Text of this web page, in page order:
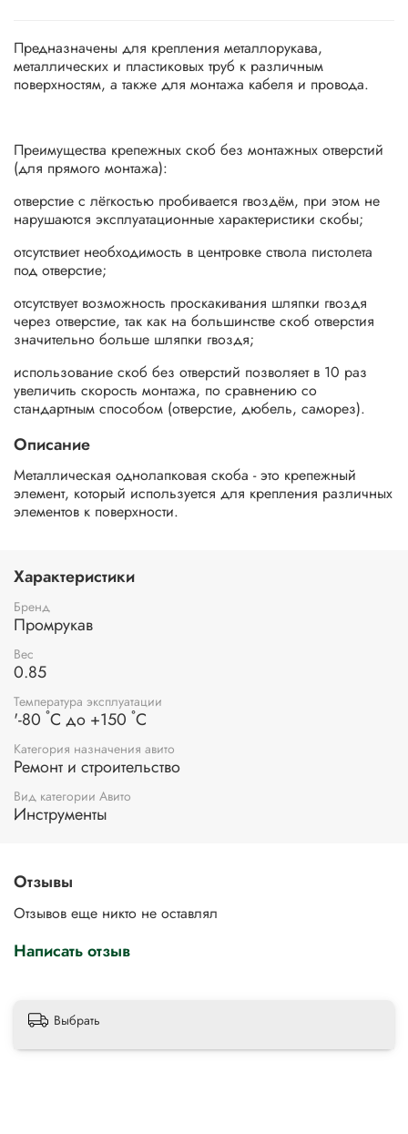
Предназначены для крепления металлорукава,
металлических и пластиковых труб к различным
поверхностям, а также для монтажа кабеля и провода.
Преимущества крепежных скоб без монтажных отверстий
(для прямого монтажа):
отверстие с лёгкостью пробивается гвоздём, при этом не
нарушаются эксплуатационные характеристики скобы;
отсутствиет необходимость в центровке ствола пистолета
под отверстие;
отсутствует возможность проскакивания шляпки гвоздя
через отверстие, так как на большинстве скоб отверстия
значительно больше шляпки гвоздя;
использование скоб без отверстий позволяет в 10 раз
увеличить скорость монтажа, по сравнению со
стандартным способом (отверстие, дюбель, саморез).
Описание
Металлическая однолапковая скоба - это крепежный
элемент, который используется для крепления различных
элементов к поверхности.
Характеристики
Бренд
Промрукав
Вес
0.85
Температура эксплуатации
'-80 ˚С до +150 ˚С
Категория назначения авито
Ремонт и строительство
Вид категории Авито
Инструменты
Отзывы
Отзывов еще никто не оставлял
Написать отзыв
Выбрать